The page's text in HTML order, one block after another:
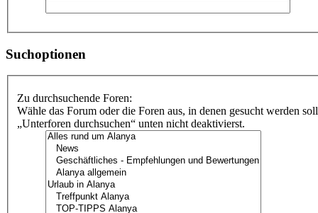
Suchoptionen
Zu durchsuchende Foren:
Wähle das Forum oder die Foren aus, in denen gesucht werden
„Unterforen durchsuchen“ unten nicht deaktivierst.